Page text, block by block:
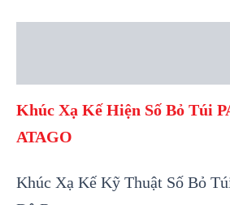
Khúc Xạ Kế Hiện Số Bỏ Túi
ATAGO
Khúc Xạ Kế Kỹ Thuật Số Bỏ